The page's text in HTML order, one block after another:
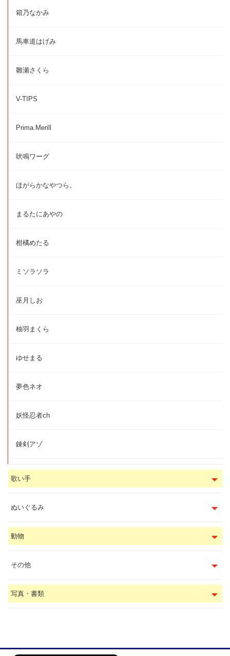
箱乃なかみ
馬車道はげみ
雛瀬さくら
V-TIPS
Prima.Merill
吠鳴ワーグ
ほがらかなやつら。
まるたにあやの
柑橘めたる
ミソラソラ
巫月しお
柚羽まくら
ゆせまる
夢色ネオ
妖怪忍者ch
錬剣アゾ
歌い手
ぬいぐるみ
動物
その他
写真・書類